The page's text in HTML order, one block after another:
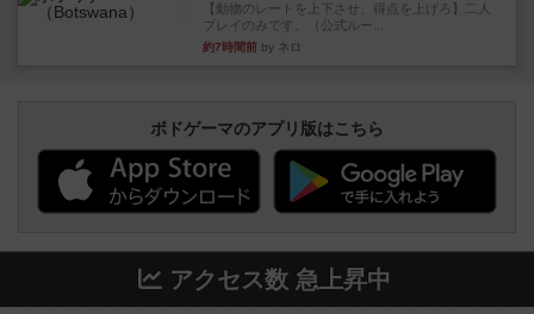
【動物のレートを上下させ、得点を上げろ】二人
プレイのみです。（公式ルー...
約7時間前 by ネロ
ボドゲーマのアプリ版はこちら
アクセス数 急上昇中